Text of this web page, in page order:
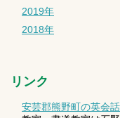
2019年
2018年
リンク
安芸郡熊野町の英会